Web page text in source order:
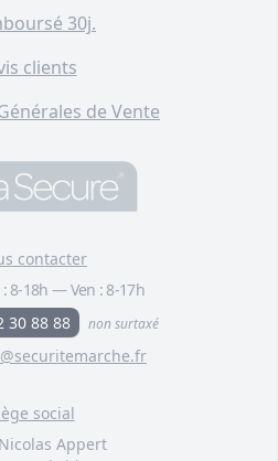
30j.
clients
de Vente
contacter
8-18h —Ven : 8-17h
30 88 88
non surtaxé
social
Appert